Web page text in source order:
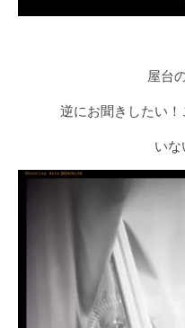
屋台
逆にお聞きしたい
いな